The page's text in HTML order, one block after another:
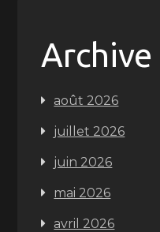
Archive
août 2026
juillet 2026
juin 2026
mai 2026
avril 2026